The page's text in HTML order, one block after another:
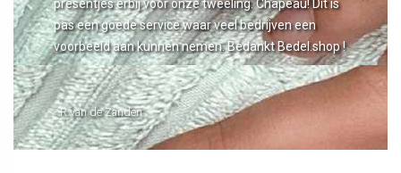
presentjes erbij voor onze tweeling. Chapeau! Dit is
pas een goede service waar veel bedrijven een
voorbeeld aan kunnen nemen. Bedankt Bedel.shop !
- R van de Zanden